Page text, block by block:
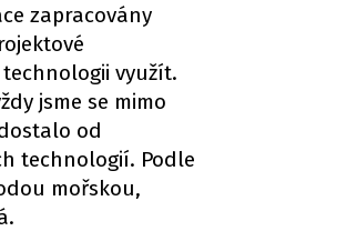
zapracovány
využít.
jsme se mimo
od
technologií. Podle
mořskou,